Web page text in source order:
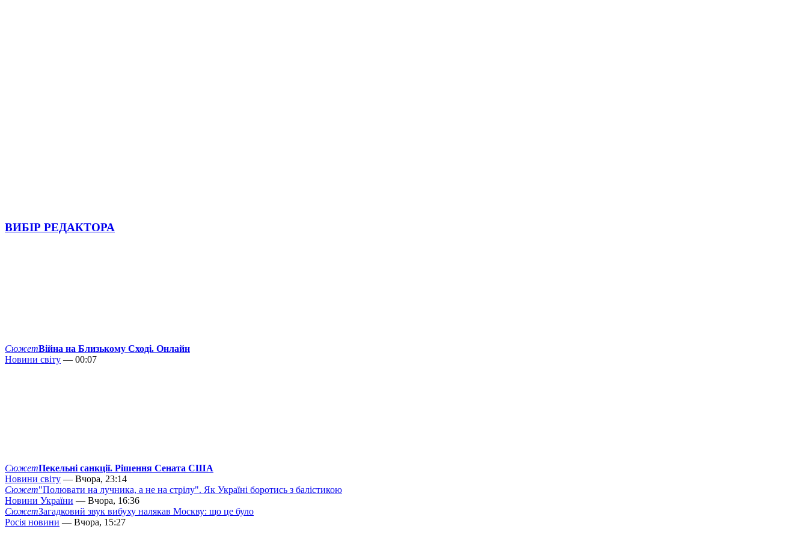
ВИБІР РЕДАКТОРА
СюжетВійна на Близькому Сході. Онлайн
Новини світу — 00:07
СюжетПекельні санкції. Рішення Сената США
Новини світу — Вчора, 23:14
Сюжет"Полювати на лучника, а не на стрілу". Як Україні боротись з балістикою
Новини України — Вчора, 16:36
СюжетЗагадковий звук вибуху налякав Москву: що це було
Росія новини — Вчора, 15:27